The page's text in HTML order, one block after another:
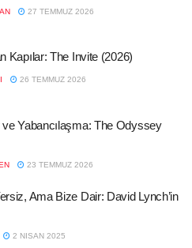
27 TEMMUZ 2026
Kapılar: The Invite (2026)
26 TEMMUZ 2026
Yabancılaşma: The Odyssey
23 TEMMUZ 2026
Ama Bize Dair: David Lynch’in
2 NISAN 2025